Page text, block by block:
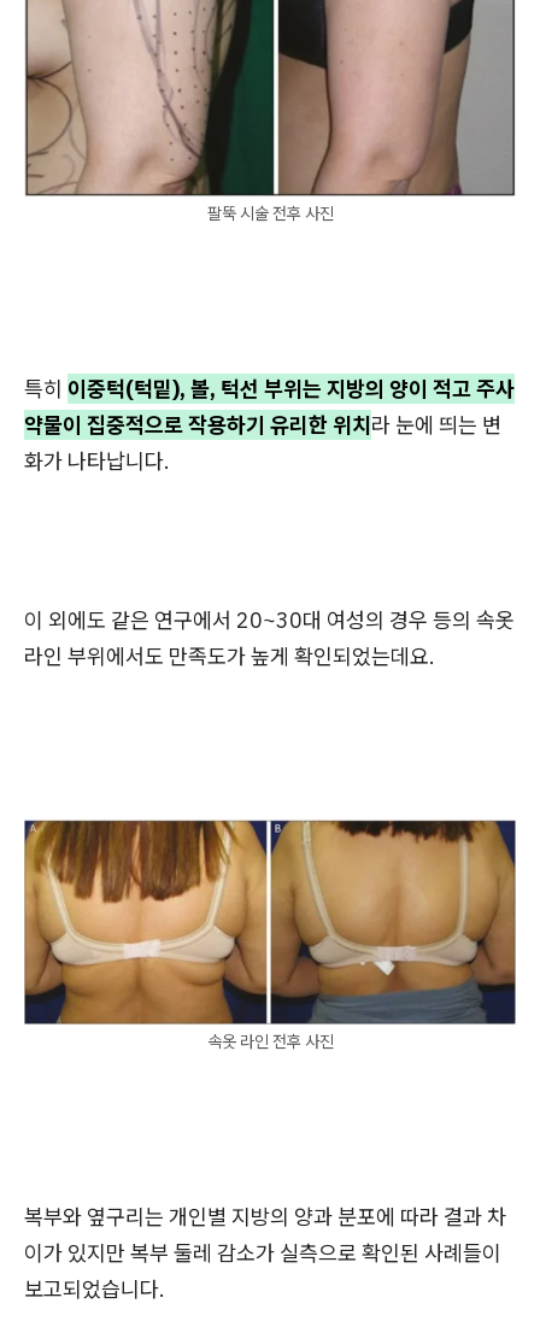
팔뚝 시술 전후 사진
특히 이중턱(턱밑), 볼, 턱선 부위는 지방의 양이 적고 주사
약물이 집중적으로 작용하기 유리한 위치라 눈에 띄는 변
화가 나타납니다.
이 외에도 같은 연구에서 20~30대 여성의 경우 등의 속옷
라인 부위에서도 만족도가 높게 확인되었는데요.
속옷 라인 전후 사진
복부와 옆구리는 개인별 지방의 양과 분포에 따라 결과 차
이가 있지만 복부 둘레 감소가 실측으로 확인된 사례들이
보고되었습니다.